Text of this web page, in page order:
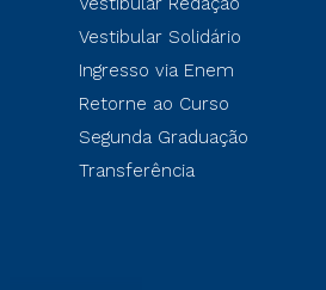
Vestibular Solidário
Ingresso via Enem
Retorne ao Curso
Segunda Graduação
Transferência